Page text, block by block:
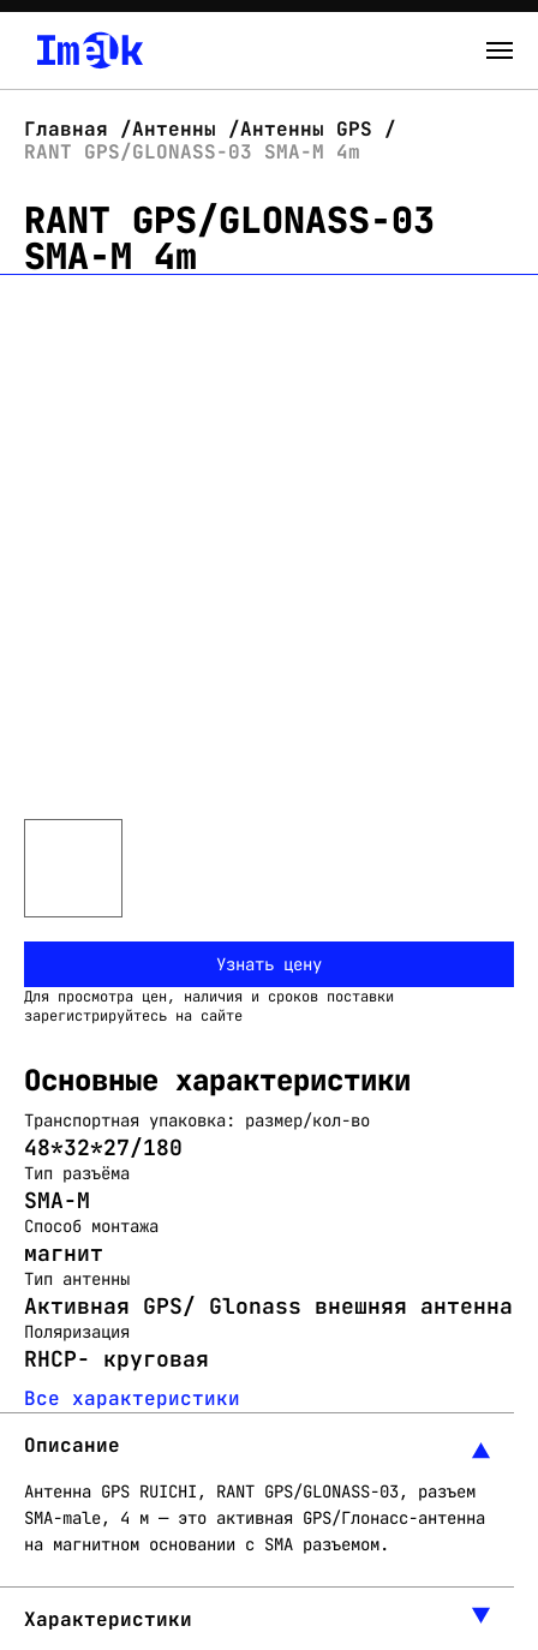
О нас
Новости
Главная Антенны
Антенны GPS
RANT GPS/GLONASS-03 SMA-M 4m
RANT GPS/GLONASS-03
SMA-M 4m
Узнать цену
Для просмотра цен, наличия и сроков поставки
зарегистрируйтесь на сайте
Основные характеристики
Транспортная упаковка: размер/кол-во
48*32*27/180
Тип разъёма
SMA-M
Способ монтажа
магнит
Тип антенны
Активная GPS/ Glonass внешняя антенна
Поляризация
RHCP- круговая
Все характеристики
Описание
Антенна GPS RUICHI, RANT GPS/GLONASS-03, разъем
SMA-male, 4 м — это активная GPS/Глонасс-антенна
на магнитном основании с SMA разъемом.
Характеристики